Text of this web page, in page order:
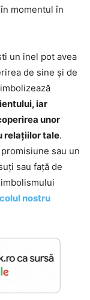
momentul în
un inel pot avea
de sine și de
iar
unor
relațiilor tale.
sau un
sau față de
nostru